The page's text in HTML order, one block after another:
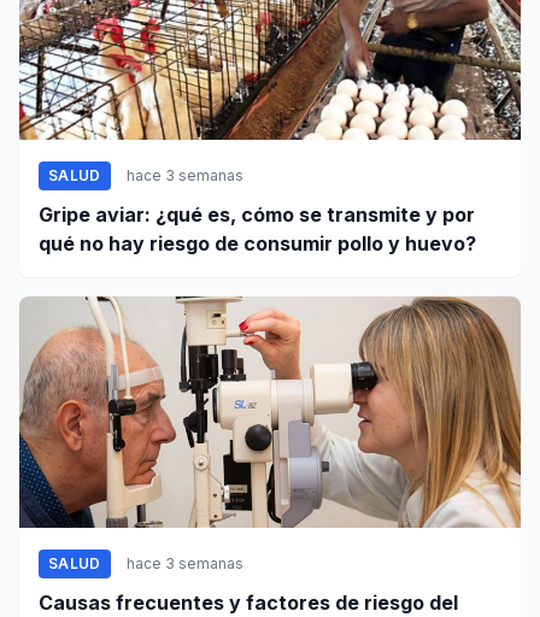
SALUD hace 3 semanas
Gripe aviar: ¿qué es, cómo se transmite y por
qué no hay riesgo de consumir pollo y huevo?
SALUD hace 3 semanas
Causas frecuentes y factores de riesgo del